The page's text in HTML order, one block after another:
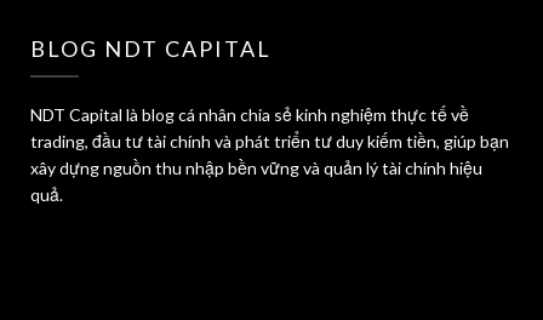
BLOG NDT CAPITAL
NDT Capital là blog cá nhân chia sẻ kinh nghiệm thực tế về
trading, đầu tư tài chính và phát triển tư duy kiếm tiền, giúp bạn
xây dựng nguồn thu nhập bền vững và quản lý tài chính hiệu
quả.